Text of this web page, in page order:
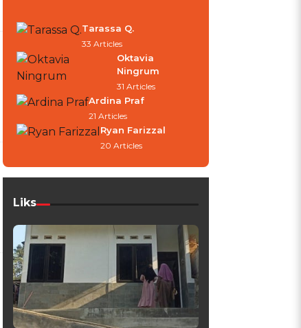
Tarassa Q.
33 Articles
Oktavia
Ningrum
31 Articles
Ardina Praf
21 Articles
Ryan Farizzal
20 Articles
Liks